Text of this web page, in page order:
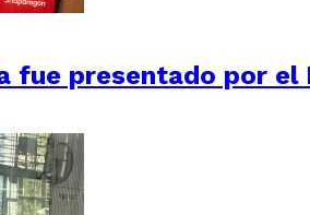
fue presentado por